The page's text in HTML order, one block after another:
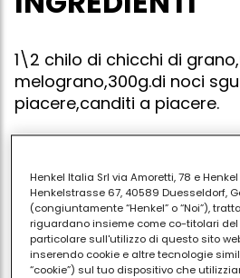
1\2 chilo di chicchi di
melograno,300g.di noci
piacere,canditi a piacere.
Far cuocere i chicchi di
versarli in una ciotola
melograno,le noci,i canditi,il
quanto basta.avrete un dolce
Henkel Italia Srl via Amoretti, 78 e Henkel
Henkelstrasse 67, 40589 Duesseldorf,
(congiuntamente “Henkel” o “Noi”),
riguardano insieme come co-titolari
particolare sull'utilizzo di questo sito
inserendo cookie e altre tecnologie
“cookie”) sul tuo dispositivo che